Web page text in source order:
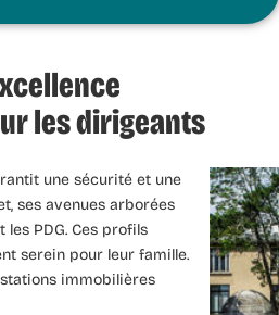
les dirigeants
une sécurité et une
ses avenues arborées
PDG. Ces profils
serein pour leur famille.
immobilières